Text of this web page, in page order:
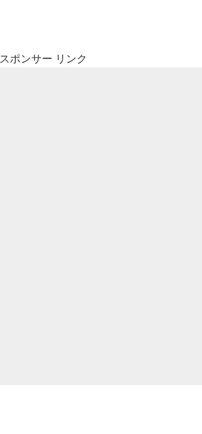
スポンサー リンク